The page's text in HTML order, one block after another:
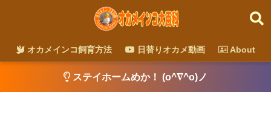
オカメインコ飼育方法 日替りオカメ動画 About
ステイホームめか！ (o^∇^o)ノ